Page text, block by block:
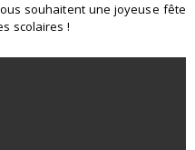
souhaitent une joyeuse fête
scolaires !